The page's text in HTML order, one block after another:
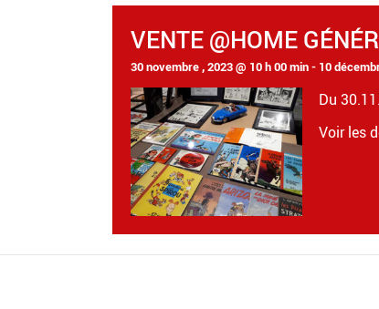
VENTE @HOME
30 novembre , 2023 @ 10 h 00 min- 10
Du
Voir les